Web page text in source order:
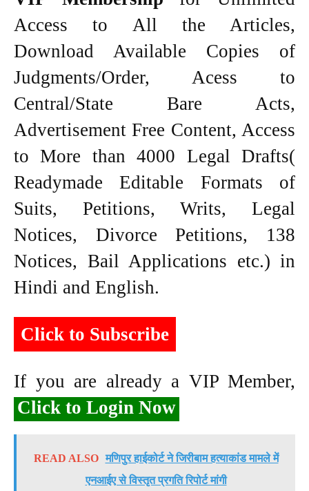
Access to All the Articles,
Download Available Copies of
Judgments/Order, Acess to
Central/State Bare Acts,
Advertisement Free Content, Access
to More than 4000 Legal Drafts(
Readymade Editable Formats of
Suits, Petitions, Writs, Legal
Notices, Divorce Petitions, 138
Notices, Bail Applications etc.) in
Hindi and English.
Click to Subscribe
If you are already a VIP Member,
Click to Login Now
READ ALSO मणिपुर हाईकोर्ट ने जिरीबाम हत्याकांड मामले में
एनआईए से विस्तृत प्रगति रिपोर्ट मांगी